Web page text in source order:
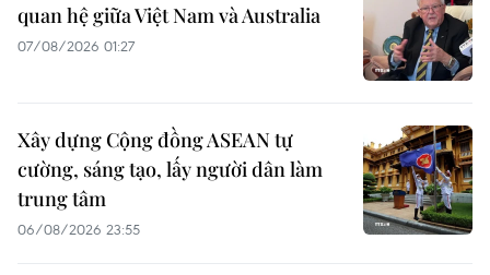
quan hệ giữa Việt Nam và Australia
07/08/2026 01:27
Xây dựng Cộng đồng ASEAN tự
cường, sáng tạo, lấy người dân làm
trung tâm
06/08/2026 23:55